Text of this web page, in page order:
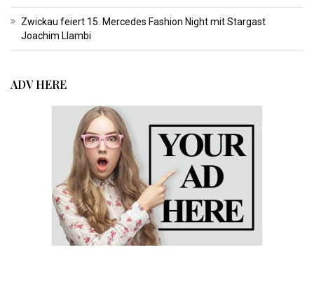
Zwickau feiert 15. Mercedes Fashion Night mit Stargast
Joachim Llambi
ADV HERE